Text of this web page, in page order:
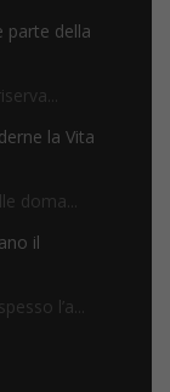
parte della
la Vita
doma...
il
l’a...